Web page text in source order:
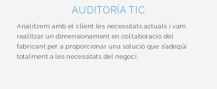
AUDITORÍA TIC
Analitzem amb el client les necessitats actuals i vam
realitzar un dimensionament en col·laboració del
fabricant per a proporcionar una solució que s’adeqüi
totalment a les necessitats del negoci.